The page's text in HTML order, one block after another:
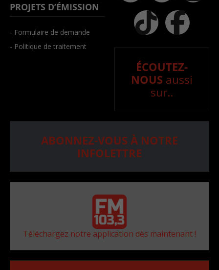
PROJETS D’ÉMISSION
- Formulaire de demande
- Politique de traitement
ÉCOUTEZ-
NOUS aussi
sur..
ABONNEZ-VOUS À NOTRE
INFOLETTRE
Téléchargez notre application dès maintenant !